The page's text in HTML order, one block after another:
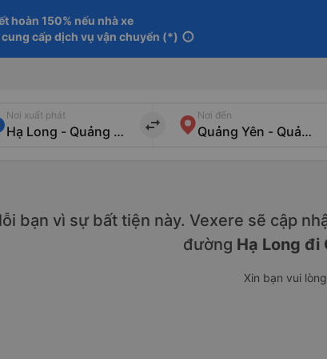
hoàn 150% nếu nhà xe
cấp dịch vụ vận chuyển (*) info
Nơi xuất phát
import_export
Nơi đến
bạn vì sự bất tiện này. Vexere sẽ cập
đường Hạ Long đi
Xin bạn vui